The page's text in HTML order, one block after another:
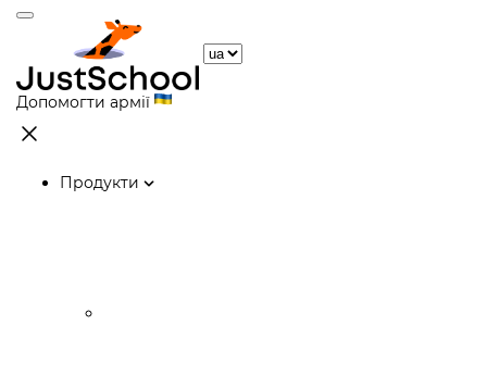
Допомогти армії
Продукти